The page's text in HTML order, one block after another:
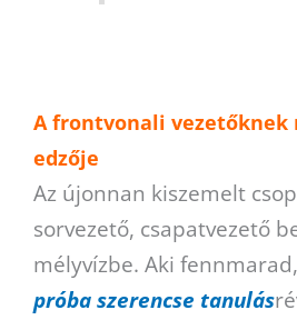
A frontvonali vezetőknek
edzője
Az újonnan kiszemelt
sorvezető, csapatvezető
mélyvízbe. Aki
próba szerencse tanulás